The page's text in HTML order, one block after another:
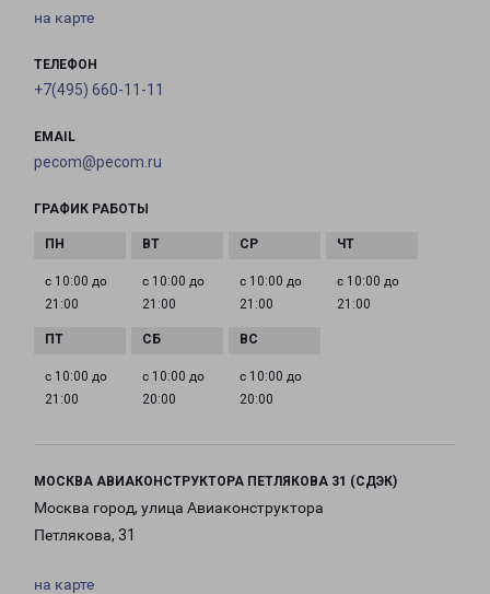
на карте
ТЕЛЕФОН
+7(495) 660-11-11
EMAIL
pecom@pecom.ru
ГРАФИК РАБОТЫ
с 10:00 до
21:00
с 10:00 до
21:00
с 10:00 до
21:00
с 10:00 до
21:00
с 10:00 до
21:00
с 10:00 до
20:00
с 10:00 до
20:00
МОСКВА АВИАКОНСТРУКТОРА ПЕТЛЯКОВА 31 (СДЭК)
Москва город, улица Авиаконструктора
Петлякова, 31
на карте